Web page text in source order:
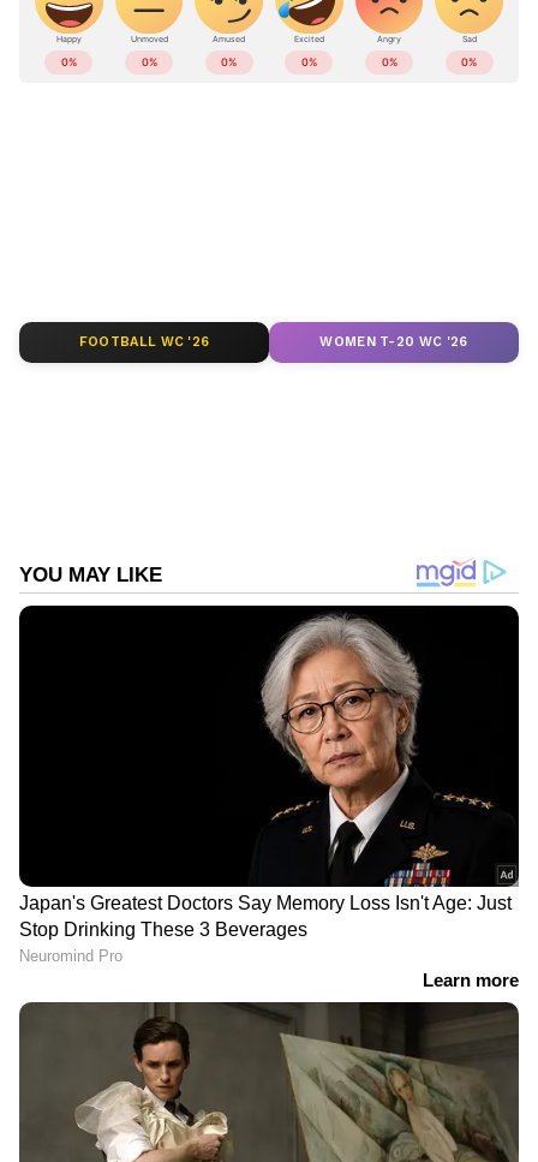
സഹായിക്കുന്നത്.
മഞ്ഞള്‍
ABOUT THE AUTHOR
RECOMMENDED STORIES
കഴിക്കുന്നതിന്റെ ആരോഗ്യ
കൊണ്ടുള്ള 6 ആരോ​ഗ്യ​
ഗുണങ്ങൾ
FOOTBALL WC '26 WOMEN T-20 WC '26